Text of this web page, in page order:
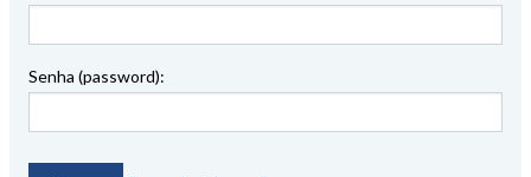
Senha (password):